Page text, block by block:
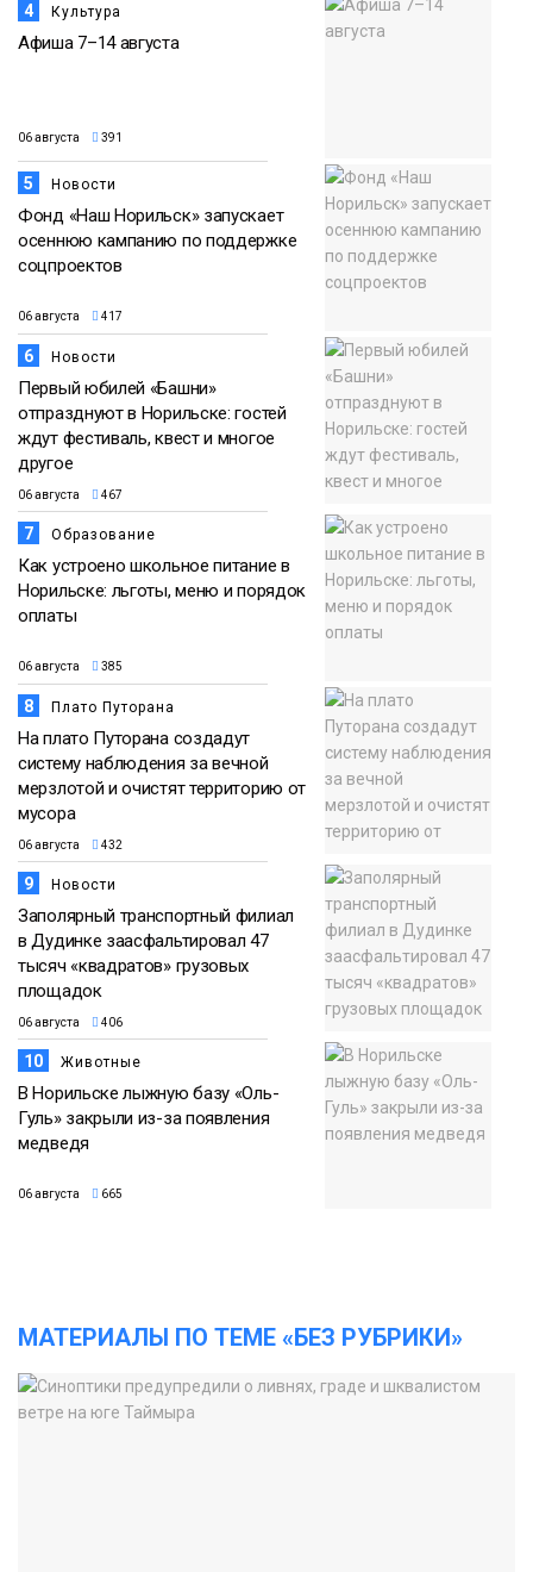
4 Культура
Афиша 7–14 августа
06 августа 391
5 Новости
Фонд «Наш Норильск» запускает
осеннюю кампанию по поддержке
соцпроектов
06 августа 417
6 Новости
Первый юбилей «Башни»
отпразднуют в Норильске: гостей
ждут фестиваль, квест и многое
другое
06 августа 467
7 Образование
Как устроено школьное питание в
Норильске: льготы, меню и порядок
оплаты
06 августа 385
8 Плато Путорана
На плато Путорана создадут
систему наблюдения за вечной
мерзлотой и очистят территорию от
мусора
06 августа 432
9 Новости
Заполярный транспортный филиал
в Дудинке заасфальтировал 47
тысяч «квадратов» грузовых
площадок
06 августа 406
10 Животные
В Норильске лыжную базу «Оль-
Гуль» закрыли из-за появления
медведя
06 августа 665
МАТЕРИАЛЫ ПО ТЕМЕ «БЕЗ РУБРИКИ»